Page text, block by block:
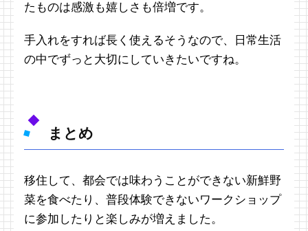
たものは感激も嬉しさも倍増です。
手入れをすれば長く使えるそうなので、日常生活
の中でずっと大切にしていきたいですね。
まとめ
移住して、都会では味わうことができない新鮮野
菜を食べたり、普段体験できないワークショップ
に参加したりと楽しみが増えました。